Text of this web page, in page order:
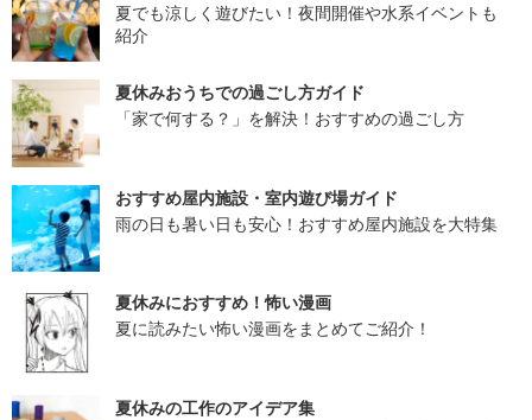
夏でも涼しく遊びたい！夜間開催や水系イベントも
紹介
夏休みおうちでの過ごし方ガイド
「家で何する？」を解決！おすすめの過ごし方
おすすめ屋内施設・室内遊び場ガイド
雨の日も暑い日も安心！おすすめ屋内施設を大特集
夏休みにおすすめ！怖い漫画
夏に読みたい怖い漫画をまとめてご紹介！
夏休みの工作のアイデア集